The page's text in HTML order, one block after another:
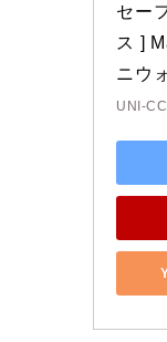
セー
ス ]
ニウ
UNI-